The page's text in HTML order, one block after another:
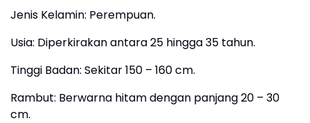
​Jenis Kelamin: Perempuan.
​Usia: Diperkirakan antara 25 hingga 35 tahun.
​Tinggi Badan: Sekitar 150 – 160 cm.
​Rambut: Berwarna hitam dengan panjang 20 – 30
cm.